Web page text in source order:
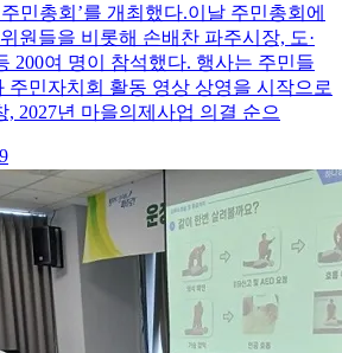
민총회’를 개최했다.이날 주민총회에
원들을 비롯해 손배찬 파주시장, 도·
200여 명이 참석했다. 행사는 주민들
주민자치회 활동 영상 상영을 시작으로
, 2027년 마을의제사업 의결 순으